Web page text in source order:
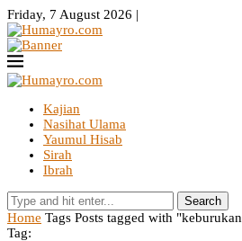
Friday, 7 August 2026 |
Kajian
Nasihat Ulama
Yaumul Hisab
Sirah
Ibrah
Search
Home Tags Posts tagged with
Tag: